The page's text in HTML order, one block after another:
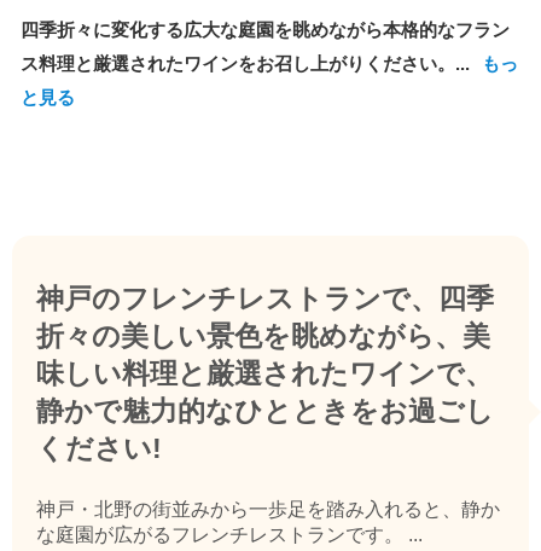
四季折々に変化する広大な庭園を眺めながら本格的なフラン
ス料理と厳選されたワインをお召し上がりください。...
もっ
と見る
神戸のフレンチレストランで、四季
折々の美しい景色を眺めながら、美
味しい料理と厳選されたワインで、
静かで魅力的なひとときをお過ごし
ください!
神戸・北野の街並みから一歩足を踏み入れると、静か
な庭園が広がるフレンチレストランです。 ...